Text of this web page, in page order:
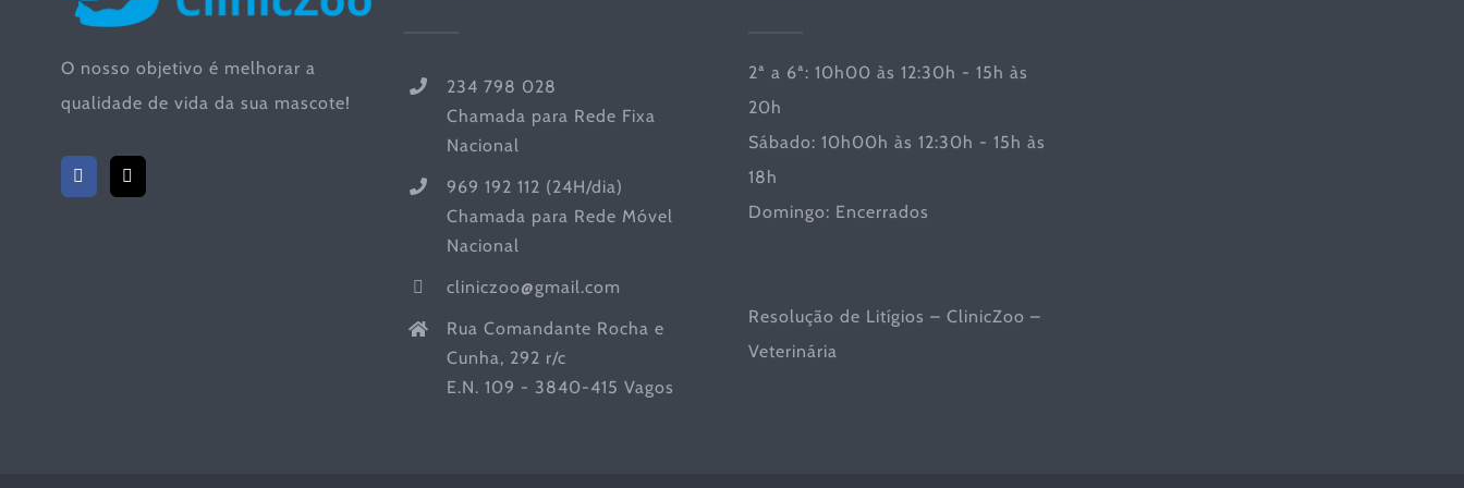
O nosso objetivo é melhorar a
qualidade de vida da sua mascote!
234 798 028
Chamada para Rede Fixa
Nacional
969 192 112 (24H/dia)
Chamada para Rede Móvel
Nacional
cliniczoo@gmail.com
Rua Comandante Rocha e
Cunha, 292 r/c
E.N. 109 - 3840-415 Vagos
2ª a 6ª: 10h00 às 12:30h - 15h às
20h
Sábado: 10h00h às 12:30h - 15h às
18h
Domingo: Encerrados
Resolução de Litígios – ClinicZoo –
Veterinária